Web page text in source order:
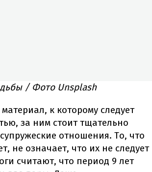
/ Фото Unsplash
к которому следует
за ним стоит тщательно
отношения. То, что
не означает, что их не следует
считают, что период 9 лет